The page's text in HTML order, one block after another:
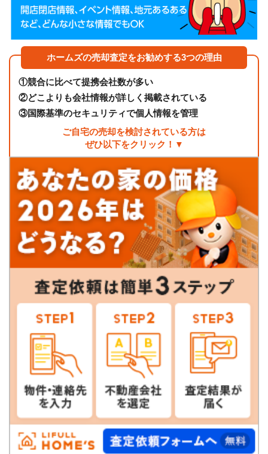
ホームズの売却査定をお勧めする3つの理由
①競合に比べて提携会社数が多い
②どこよりも会社情報が詳しく掲載されている
③国際基準のセキュリティで個人情報を管理
ご自宅の売却を検討されている方は
ぜひ以下をクリック！▼